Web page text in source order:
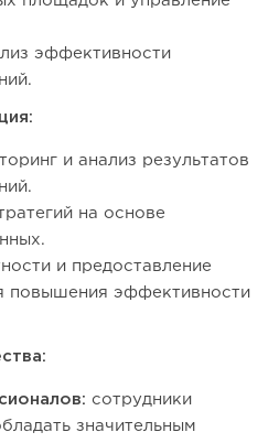
эффективности
и анализ результатов
на основе
и предоставление
повышения эффективности
сотрудники
значительным